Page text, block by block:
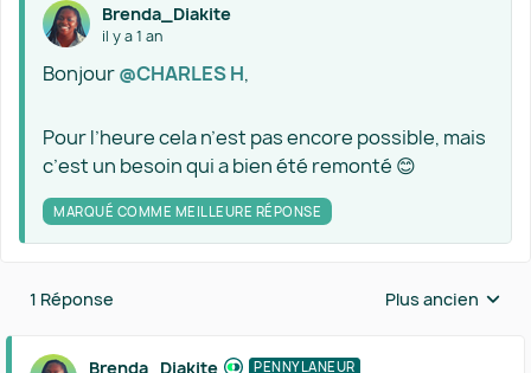
Brenda_Diakite
il y a 1 an
Bonjour ​@CHARLES H,
Pour l’heure cela n’est pas encore possible, mais
c’est un besoin qui a bien été remonté 😊
MARQUÉ COMME MEILLEURE RÉPONSE
1 Réponse Réponses triées
Plus ancien
Brenda_Diakite PENNYLANEUR